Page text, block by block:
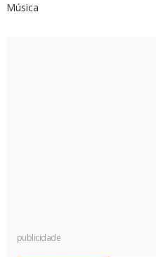
Música
publicidade